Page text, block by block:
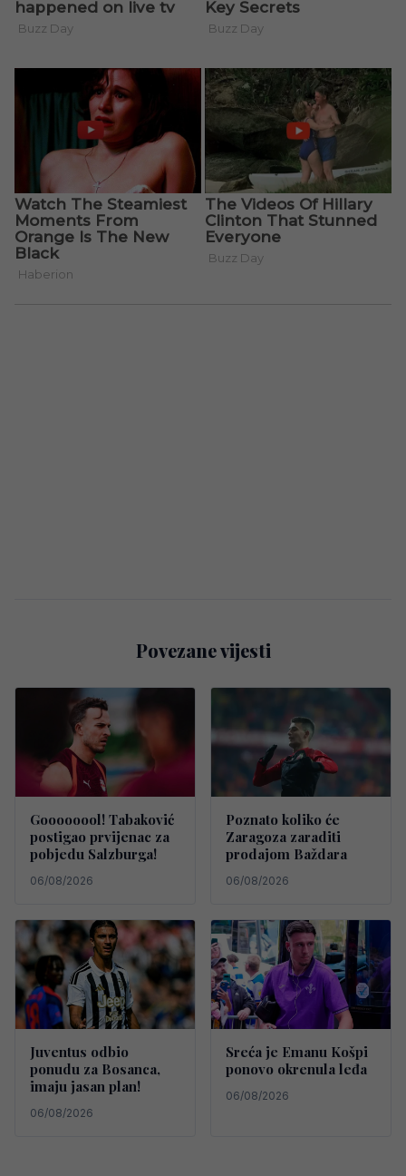
Povezane vijesti
Goooooool! Tabaković
postigao prvijenac za
pobjedu Salzburga!
06/08/2026
Poznato koliko će
Zaragoza zaraditi
prodajom Baždara
06/08/2026
Juventus odbio
ponudu za Bosanca,
imaju jasan plan!
06/08/2026
Sreća je Emanu Košpi
ponovo okrenula leđa
06/08/2026